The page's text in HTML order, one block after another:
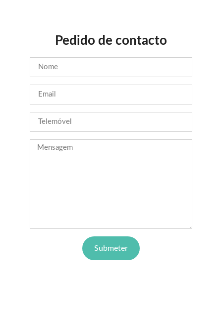
Pedido de contacto
Submeter